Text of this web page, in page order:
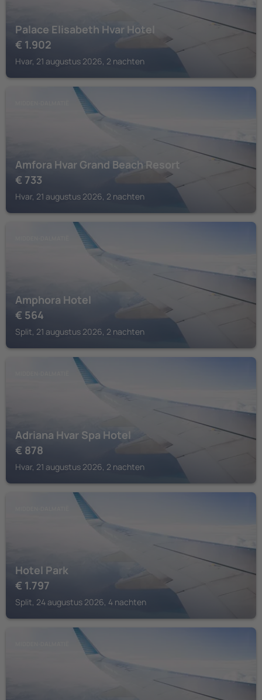
Palace Elisabeth Hvar Hotel
€ 1.902
Hvar, 21 augustus 2026, 2 nachten
Amfora Hvar Grand Beach Resort
€ 733
Hvar, 21 augustus 2026, 2 nachten
Amphora Hotel
€ 564
Split, 21 augustus 2026, 2 nachten
Adriana Hvar Spa Hotel
€ 878
Hvar, 21 augustus 2026, 2 nachten
Hotel Park
€ 1.797
Split, 24 augustus 2026, 4 nachten